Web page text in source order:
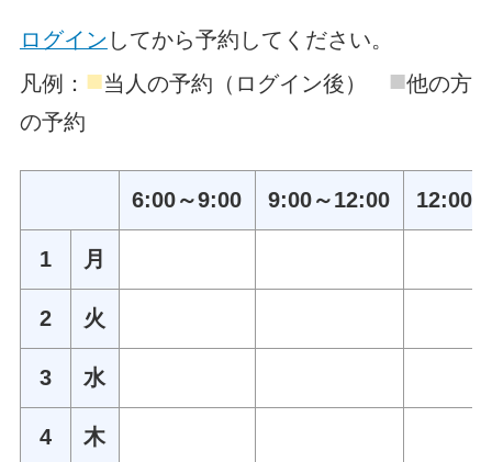
ログイン してから予約してください。
凡例： ■当人の予約（ログイン後） ■他の方
の予約
6:00～9:00 9:00～12:00 12:00
1 月
2 火
3 水
4 木